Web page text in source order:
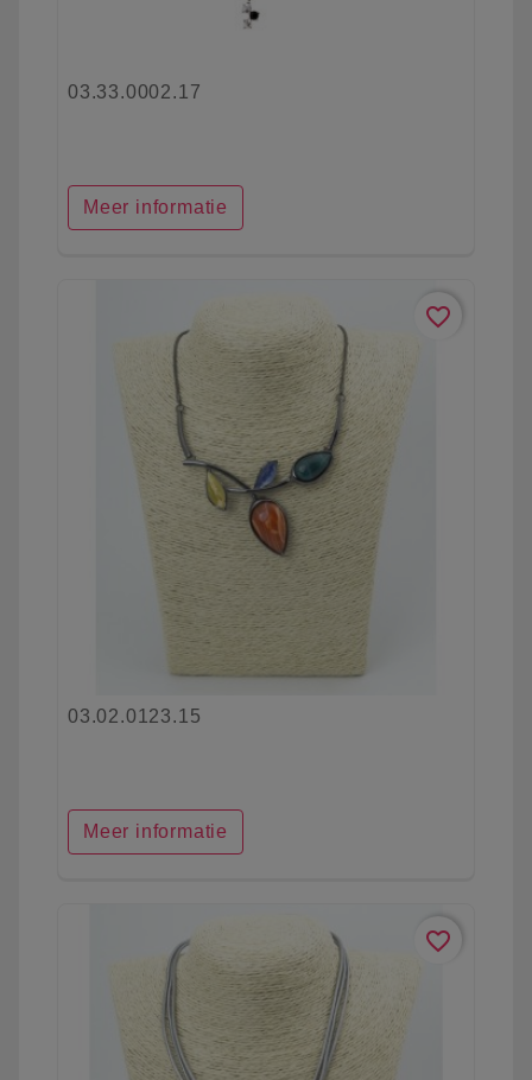
03.33.0002.17
Meer informatie
favorite_border
03.02.0123.15
Meer informatie
favorite_border